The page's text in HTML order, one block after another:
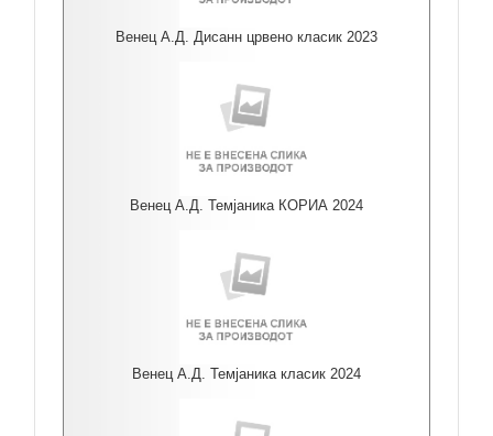
Венец А.Д. Дисанн црвено класик 2023
Венец А.Д. Темјаника КОРИА 2024
Венец А.Д. Темјаника класик 2024